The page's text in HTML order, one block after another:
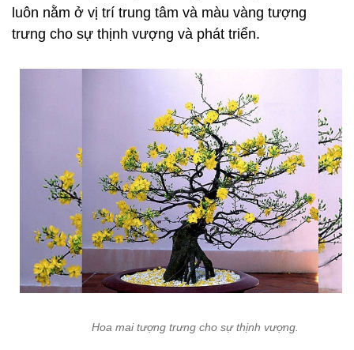
luôn nằm ở vị trí trung tâm và màu vàng tượng
trưng cho sự thịnh vượng và phát triển.
Hoa mai tượng trưng cho sự thịnh vượng.